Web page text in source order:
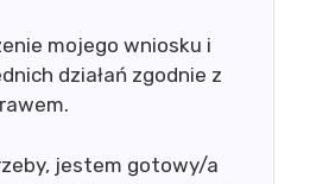
mojego wniosku i
działań zgodnie z
jestem gotowy/a